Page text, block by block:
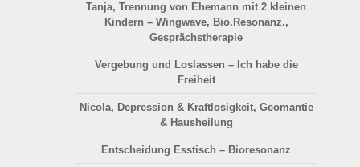
Tanja, Trennung von Ehemann mit 2 kleinen
Kindern – Wingwave, Bio.Resonanz.,
Gesprächstherapie
Vergebung und Loslassen – Ich habe die
Freiheit
Nicola, Depression & Kraftlosigkeit, Geomantie
& Hausheilung
Entscheidung Esstisch – Bioresonanz